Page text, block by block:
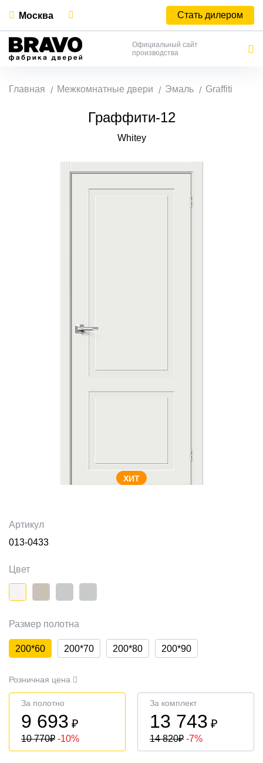
Москва Стать дилером
Официальный сайт
производства
Главная Межкомнатные двери Эмаль Graffiti
Граффити-12
Whitey
ХИТ
Артикул
013-0433
Цвет
Размер полотна
200*60 200*70 200*80 200*90
Розничная цена
За полотно
9 693 ₽
10 770₽ -10%
За комплект
13 743 ₽
14 820₽ -7%